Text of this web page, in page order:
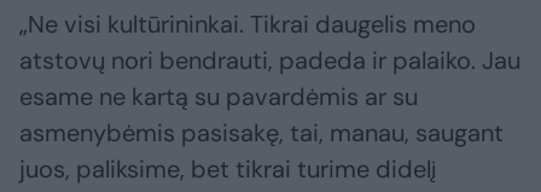
„Ne visi kultūrininkai. Tikrai daugelis meno
atstovų nori bendrauti, padeda ir palaiko. Jau
esame ne kartą su pavardėmis ar su
asmenybėmis pasisakę, tai, manau, saugant
juos, paliksime, bet tikrai turime didelį